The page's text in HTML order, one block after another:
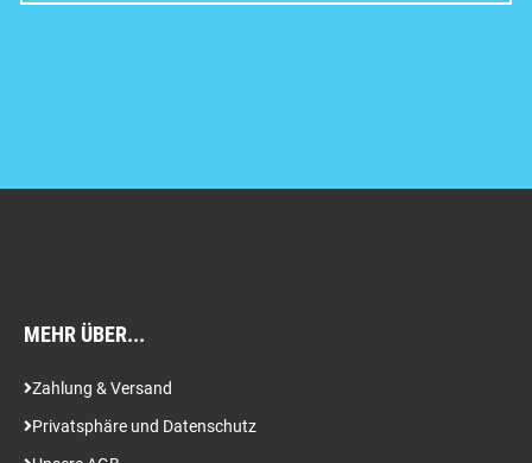
MEHR ÜBER...
Zahlung & Versand
Privatsphäre und Datenschutz